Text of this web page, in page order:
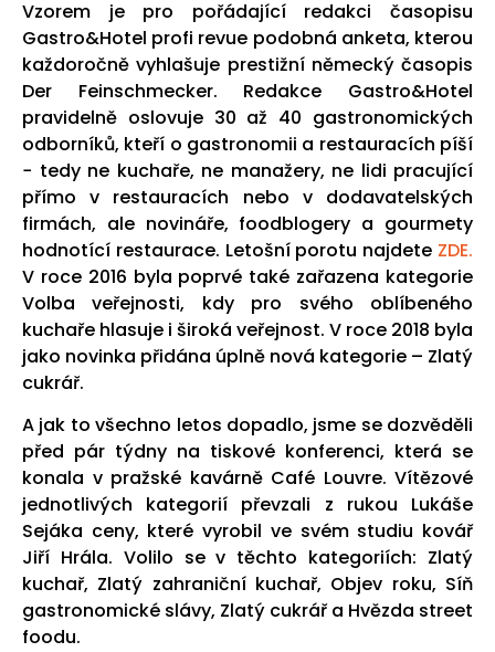
Vzorem je pro pořádající redakci časopisu
Gastro&Hotel profi revue podobná anketa, kterou
každoročně vyhlašuje prestižní německý časopis
Der Feinschmecker. Redakce Gastro&Hotel
pravidelně oslovuje 30 až 40 gastronomických
odborníků, kteří o gastronomii a restauracích píší
− tedy ne kuchaře, ne manažery, ne lidi pracující
přímo v restauracích nebo v dodavatelských
firmách, ale novináře, foodblogery a gourmety
hodnotící restaurace. Letošní porotu najdete ZDE.
V roce 2016 byla poprvé také zařazena kategorie
Volba veřejnosti, kdy pro svého oblíbeného
kuchaře hlasuje i široká veřejnost. V roce 2018 byla
jako novinka přidána úplně nová kategorie – Zlatý
cukrář.
A jak to všechno letos dopadlo, jsme se dozvěděli
před pár týdny na tiskové konferenci, která se
konala v pražské kavárně Café Louvre. Vítězové
jednotlivých kategorií převzali z rukou Lukáše
Sejáka ceny, které vyrobil ve svém studiu kovář
Jiří Hrála. Volilo se v těchto kategoriích: Zlatý
kuchař, Zlatý zahraniční kuchař, Objev roku, Síň
gastronomické slávy, Zlatý cukrář a Hvězda street
foodu.